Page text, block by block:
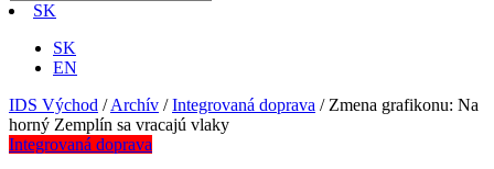
SK
SK
EN
IDS Východ /Archív /Integrovaná doprava / Zmena grafikonu: Na
horný Zemplín sa vracajú vlaky
Integrovaná doprava